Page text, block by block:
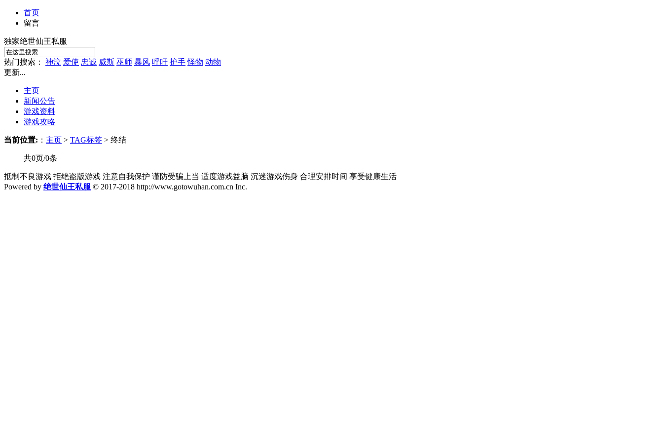
首页
留言
独家绝世仙王私服
热门搜索： 神泣 爱使 忠诚 威斯 巫师 暴风 呼吁 护手 怪物 动物
更新...
主页
新闻公告
游戏资料
游戏攻略
当前位置: ： 主页 > TAG标签 > 终结
共0页/0条
抵制不良游戏 拒绝盗版游戏 注意自我保护 谨防受骗上当 适度游戏益脑 沉迷游戏伤身 合理安排时间 享受健康生活
Powered by 绝世仙王私服 © 2017-2018 http://www.gotowuhan.com.cn Inc.